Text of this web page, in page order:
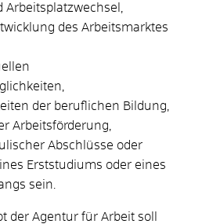
des Arbeitsmarktes
der beruflichen Bildung,
Arbeitsförderung,
Abschlüsse oder
Erststudiums oder eines
sein.
der Agentur für Arbeit soll